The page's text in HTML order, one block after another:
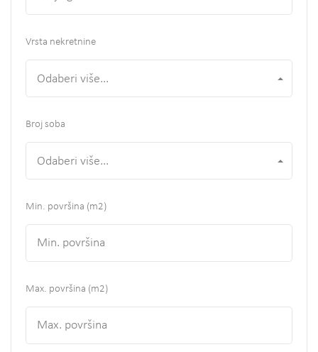
Vrsta nekretnine
Odaberi više...
Broj soba
Odaberi više...
Min. površina (m2)
Max. površina (m2)